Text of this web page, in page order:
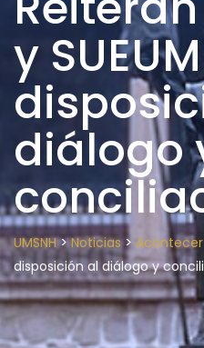
y SUEUM
diálogo
UMSNH>Noticias> Acontecer
disposición al diálogo y